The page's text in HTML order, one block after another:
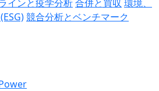
インと疫学分析合併と買収 環境、
競合分析とベンチマーク